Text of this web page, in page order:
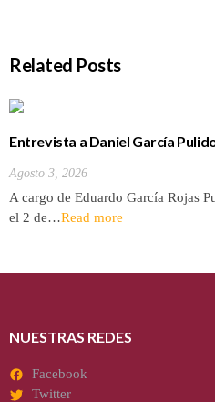
Related Posts
Entrevista a Daniel García
Agosto 3, 2026
A cargo de Eduardo García Rojas
el 2 de…Read more
NUESTRAS REDES
Facebook
Twitter